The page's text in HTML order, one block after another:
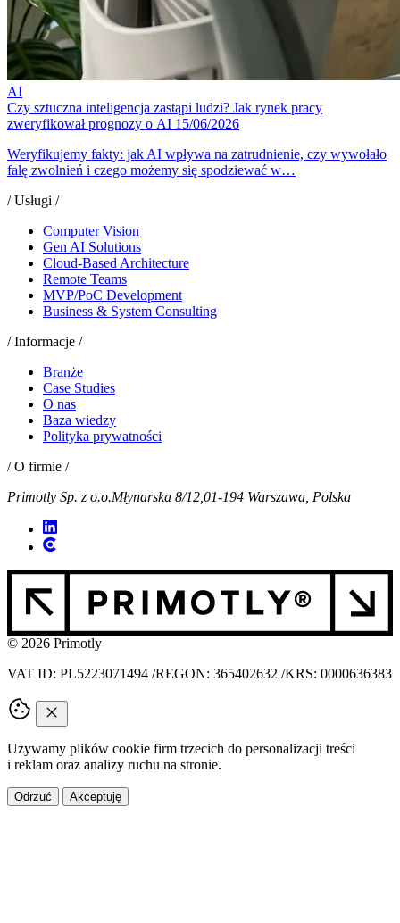
AI
Czy sztuczna inteligencja zastąpi ludzi? Jak rynek pracy
zweryfikował prognozy o AI 15/06/2026
Weryfikujemy fakty: jak AI wpływa na zatrudnienie, czy wywołało
falę zwolnień i czego możemy się spodziewać w…
/ Usługi /
Computer Vision
Gen AI Solutions
Cloud-Based Architecture
Remote Teams
MVP/PoC Development
Business & System Consulting
/ Informacje /
Branże
Case Studies
O nas
Baza wiedzy
Polityka prywatności
/ O firmie /
Primotly Sp. z o.o.Młynarska 8/12, 01-194 Warszawa, Polska
© 2026 Primotly
VAT ID: PL5223071494 /REGON: 365402632 /KRS: 0000636383
Używamy plików cookie firm trzecich do personalizacji treści
i reklam oraz analizy ruchu na stronie.
Odrzuć Akceptuję